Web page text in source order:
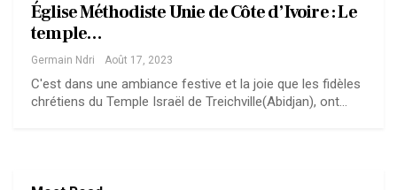
Église Méthodiste Unie de Côte d’Ivoire : Le
temple…
Germain Ndri Août 17, 2023
C'est dans une ambiance festive et la joie que les fidèles
chrétiens du Temple Israël de Treichville(Abidjan), ont…